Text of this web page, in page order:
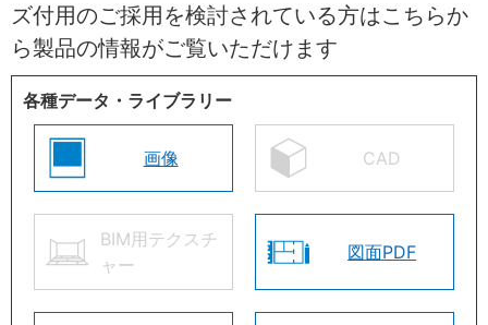
ズ付用のご採用を検討されている方はこちらか
ら製品の情報がご覧いただけます
各種データ・ライブラリー
画像 CAD
BIM用テクスチ
ャー
図面PDF